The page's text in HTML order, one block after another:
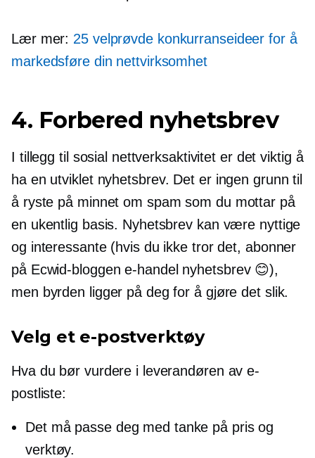
Lær mer: 25 velprøvde konkurranseideer for å
markedsføre din nettvirksomhet
4. Forbered nyhetsbrev
I tillegg til sosial nettverksaktivitet er det viktig å
ha en utvikletnyhetsbrev. Det er ingen grunn til
å ryste på minnet om spam som du mottar på
en ukentlig basis. Nyhetsbrev kan være nyttige
og interessante (hvis du ikke tror det, abonner
på Ecwid-bloggene-handel nyhetsbrev 😊),
men byrden ligger på deg for å gjøre det slik.
Velg et e-postverktøy
Hva du bør vurdere i leverandøren av e-
postliste:
Det må passe deg med tanke på pris og
verktøy.